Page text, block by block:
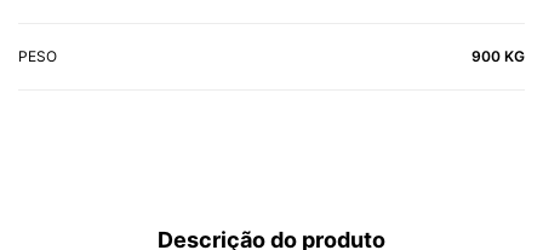
PESO 900 KG
Descrição do produto